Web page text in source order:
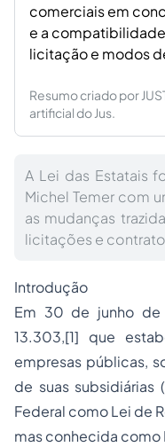
comerciais em
e a
licitação e modos
Resumo criado por
artificial do Jus.
A Lei das Estatais
Michel Temer com
as mudanças
licitações e
Introdução
Em 30 de junho de
13.303,[1] que
empresas públicas,
de suas subsidiárias
Federal como Lei de
mas conhecida como